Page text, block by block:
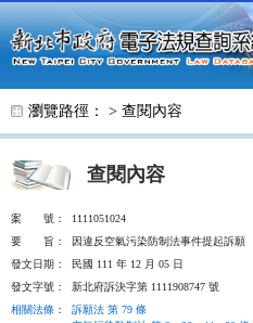
跳至主要內容
瀏覽路徑： > 查閱內容
查閱內容
案 號：
1111051024
要
旨：
因違反空氣污染防制法事件提起訴願
發文日期：
民國 111 年 12 月 05 日
發文字號：
新北府訴決字第 1111908747 號
相關法條 ：
訴願法 第 79 條